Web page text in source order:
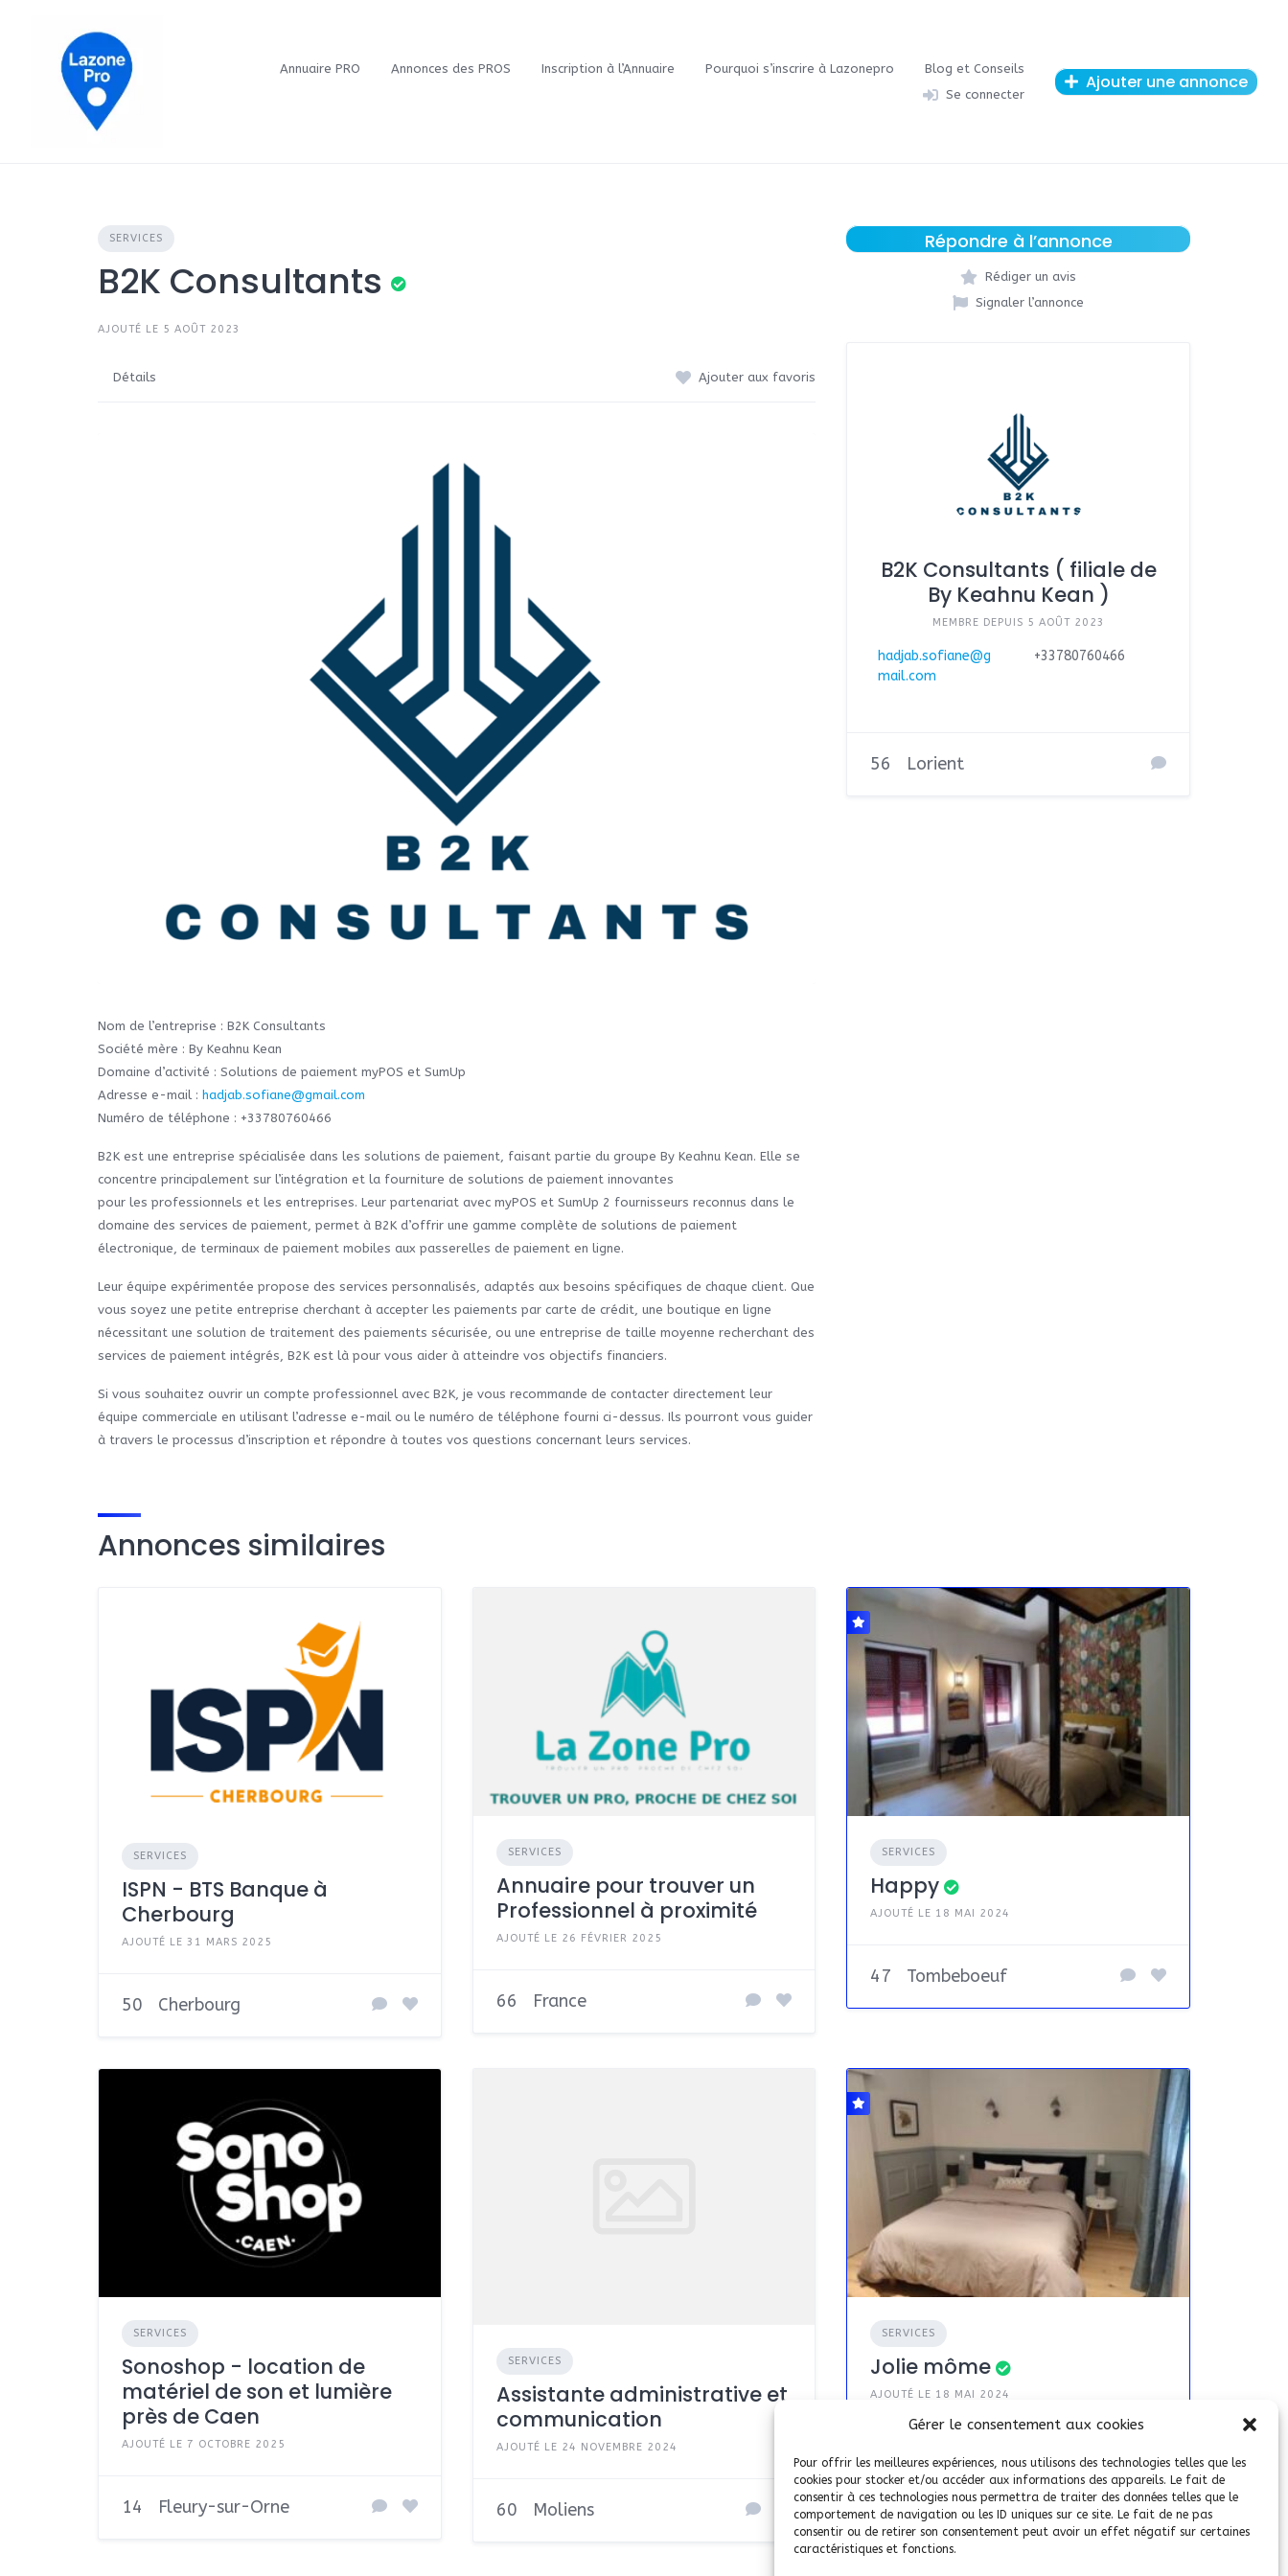
Gérer le consentement aux cookies
Pour offrir les meilleures expériences, nous utilisons des technologies telles que les
cookies pour stocker et/ou accéder aux informations des appareils. Le fait de
consentir à ces technologies nous permettra de traiter des données telles que le
comportement de navigation ou les ID uniques sur ce site. Le fait de ne pas
consentir ou de retirer son consentement peut avoir un effet négatif sur certaines
caractéristiques et fonctions.
Annuaire PRO Annonces des PROS Inscription à l’Annuaire Pourquoi s’inscrire à Lazonepro
Blog et Conseils
Se connecter
Ajouter une annonce
SERVICES
B2K Consultants
AJOUTÉ LE 5 AOÛT 2023
Détails Ajouter aux favoris
Nom de l’entreprise : B2K Consultants
Société mère : By Keahnu Kean
Domaine d’activité : Solutions de paiement myPOS et SumUp
Adresse e-mail : hadjab.sofiane@gmail.com
Numéro de téléphone : +33780760466
B2K est une entreprise spécialisée dans les solutions de paiement, faisant partie du groupe By Keahnu Kean. Elle se
concentre principalement sur l’intégration et la fourniture de solutions de paiement innovantes
pour les professionnels et les entreprises. Leur partenariat avec myPOS et SumUp 2 fournisseurs reconnus dans le
domaine des services de paiement, permet à B2K d’offrir une gamme complète de solutions de paiement
électronique, de terminaux de paiement mobiles aux passerelles de paiement en ligne.
Leur équipe expérimentée propose des services personnalisés, adaptés aux besoins spécifiques de chaque client. Que
vous soyez une petite entreprise cherchant à accepter les paiements par carte de crédit, une boutique en ligne
nécessitant une solution de traitement des paiements sécurisée, ou une entreprise de taille moyenne recherchant des
services de paiement intégrés, B2K est là pour vous aider à atteindre vos objectifs financiers.
Si vous souhaitez ouvrir un compte professionnel avec B2K, je vous recommande de contacter directement leur
équipe commerciale en utilisant l’adresse e-mail ou le numéro de téléphone fourni ci-dessus. Ils pourront vous guider
à travers le processus d’inscription et répondre à toutes vos questions concernant leurs services.
Répondre à l’annonce
Rédiger un avis
Signaler l’annonce
B2K Consultants ( filiale de
By Keahnu Kean )
MEMBRE DEPUIS 5 AOÛT 2023
hadjab.sofiane@g
mail.com
+33780760466
56 Lorient
Annonces similaires
SERVICES
ISPN - BTS Banque à
Cherbourg
AJOUTÉ LE 31 MARS 2025
50 Cherbourg
SERVICES
Annuaire pour trouver un
Professionnel à proximité
AJOUTÉ LE 26 FÉVRIER 2025
66 France
SERVICES
Happy
AJOUTÉ LE 18 MAI 2024
47 Tombeboeuf
SERVICES
Sonoshop - location de
matériel de son et lumière
près de Caen
AJOUTÉ LE 7 OCTOBRE 2025
14 Fleury-sur-Orne
SERVICES
Assistante administrative et
communication
AJOUTÉ LE 24 NOVEMBRE 2024
60 Moliens
SERVICES
Jolie môme
AJOUTÉ LE 18 MAI 2024
47 Tombeboeuf